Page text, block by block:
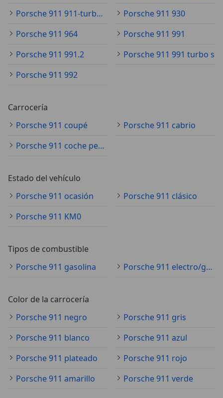
Porsche 911 911-turbo-s
Porsche 911 930
Porsche 911 964
Porsche 911 991
Porsche 911 991.2
Porsche 911 991 turbo s
Porsche 911 992
Carrocería
Porsche 911 coupé
Porsche 911 cabrio
Porsche 911 coche pequeño
Estado del vehículo
Porsche 911 ocasión
Porsche 911 clásico
Porsche 911 KM0
Tipos de combustible
Porsche 911 gasolina
Porsche 911 electro/gasolina
Color de la carrocería
Porsche 911 negro
Porsche 911 gris
Porsche 911 blanco
Porsche 911 azul
Porsche 911 plateado
Porsche 911 rojo
Porsche 911 amarillo
Porsche 911 verde